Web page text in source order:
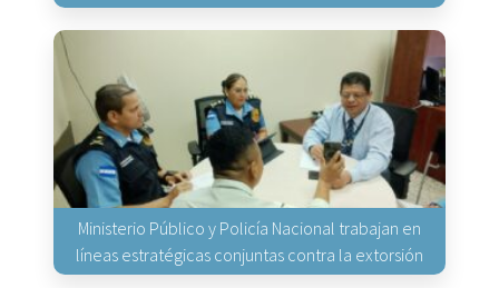
Ministerio Público y Policía Nacional trabajan en
líneas estratégicas conjuntas contra la extorsión